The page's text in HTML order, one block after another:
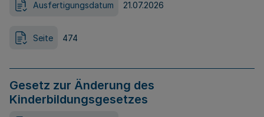
Ausfertigungsdatum 21.07.2026
Seite 474
Gesetz zur Änderung des
Kinderbildungsgesetzes